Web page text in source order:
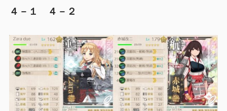
４－１ ４－２